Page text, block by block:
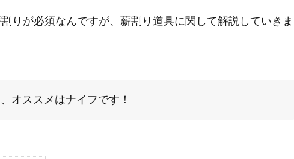
りが必須なんですが、薪割り道具に関して解説していきま
オススメはナイフです！